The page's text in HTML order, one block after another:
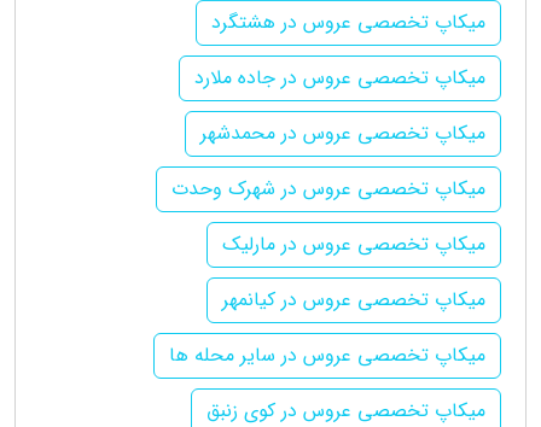
میکاپ تخصصی عروس در هشتگرد
میکاپ تخصصی عروس در جاده ملارد
میکاپ تخصصی عروس در محمدشهر
میکاپ تخصصی عروس در شهرک وحدت
میکاپ تخصصی عروس در مارلیک
میکاپ تخصصی عروس در کیانمهر
میکاپ تخصصی عروس در سایر محله ها
میکاپ تخصصی عروس در کوی زنبق